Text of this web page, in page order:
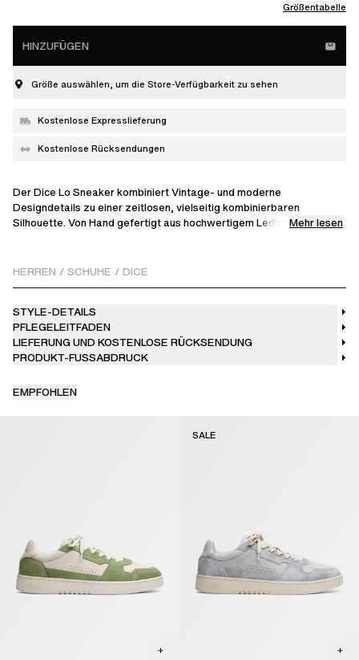
Größentabelle
HINZUFÜGEN
Größe auswählen, um die Store-Verfügbarkeit zu sehen
Kostenlose Expresslieferung
Kostenlose Rücksendungen
Der Dice Lo Sneaker kombiniert Vintage- und moderne
Designdetails zu einer zeitlosen, vielseitig kombinierbaren
Silhouette. Von Hand gefertigt aus hochwertigem Leder, Wildleder
Mehr lesen
HERREN / SCHUHE / DICE
STYLE-DETAILS
PFLEGELEITFADEN
LIEFERUNG UND KOSTENLOSE RÜCKSENDUNG
PRODUKT-FUSSABDRUCK
EMPFOHLEN
SALE